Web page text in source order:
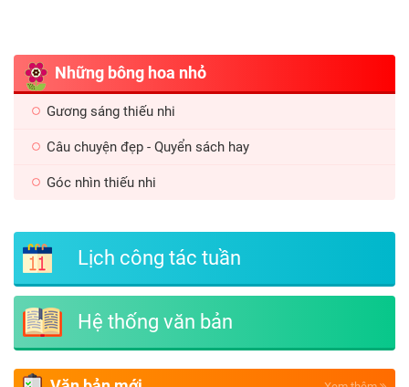
Những bông hoa nhỏ
Gương sáng thiếu nhi
Câu chuyện đẹp - Quyển sách hay
Góc nhìn thiếu nhi
Lịch công tác tuần
Hệ thống văn bản